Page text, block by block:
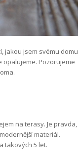
jakou jsem svému domu
opalujeme. Pozorujeme
na terasy. Je pravda,
materiál.
takových 5 let.